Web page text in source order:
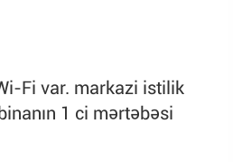
Fi var. markazi istilik
1 ci mərtəbəsi